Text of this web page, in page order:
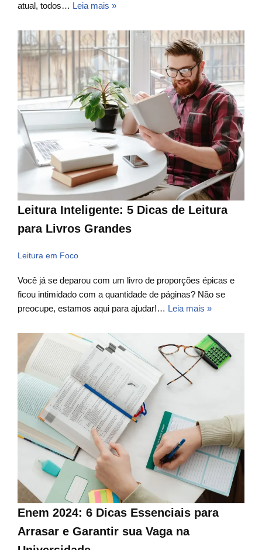
atual, todos… Leia mais »
Leitura Inteligente: 5 Dicas de Leitura
para Livros Grandes
Leitura em Foco
Você já se deparou com um livro de proporções épicas e
ficou intimidado com a quantidade de páginas? Não se
preocupe, estamos aqui para ajudar!… Leia mais »
Enem 2024: 6 Dicas Essenciais para
Arrasar e Garantir sua Vaga na